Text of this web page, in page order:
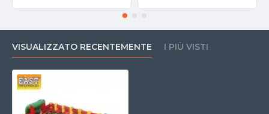
VISUALIZZATO RECENTEMENTE I PIÙ VISTI